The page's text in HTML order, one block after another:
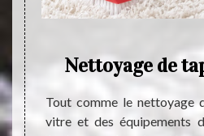
La
Nettoyage de
Tout comme le nettoyage
vitre et des équipements